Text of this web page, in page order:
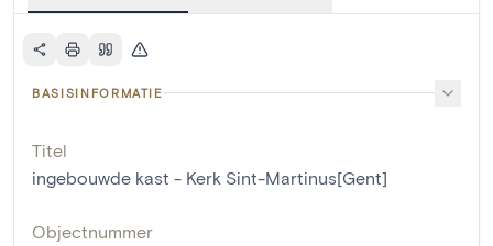
BASISINFORMATIE
Titel
ingebouwde kast - Kerk Sint-Martinus[Gent]
Objectnummer